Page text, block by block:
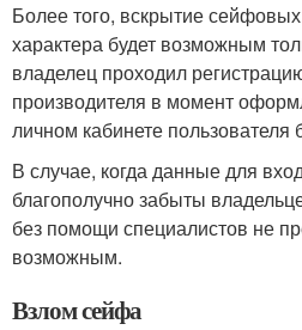
Более того, вскрытие
характера будет возможным
владелец проходил
производителя в момент
личном кабинете пользователя
В случае, когда данные для
благополучно забыты
без помощи специалистов не
возможным.
Взлом сейфа